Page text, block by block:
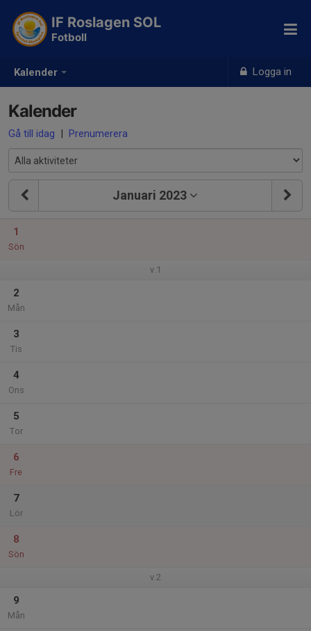
Kalender Logga in
IF Roslagen SOL
Fotboll
Kalender
Gå till idag | Prenumerera
Januari 2023
1
Sön
v.1
2
Mån
3
Tis
4
Ons
5
Tor
6
Fre
7
Lör
8
Sön
v.2
9
Mån